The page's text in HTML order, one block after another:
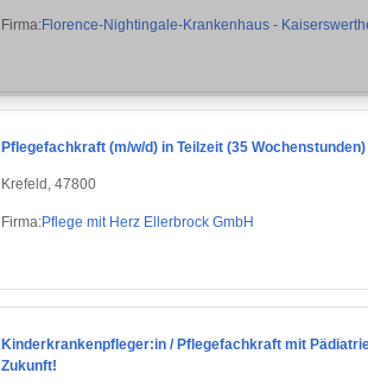
Firma:Florence-Nightingale-Krankenhaus -
Pflegefachkraft (m/w/d) in Teilzeit (35
Krefeld, 47800
Firma:Pflege mit Herz Ellerbrock GmbH
Kinderkrankenpfleger:in / Pflegefachkraft mit
Zukunft!